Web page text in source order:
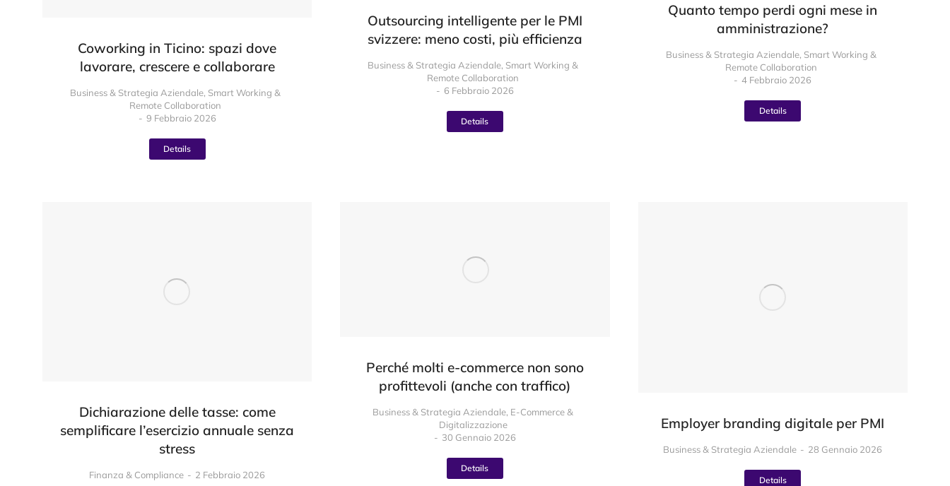
Coworking in Ticino: spazi dove
lavorare, crescere e collaborare
Business & Strategia Aziendale, Smart Working &
Remote Collaboration
9 Febbraio 2026
Details
Outsourcing intelligente per le PMI
svizzere: meno costi, più efficienza
Business & Strategia Aziendale, Smart Working &
Remote Collaboration
6 Febbraio 2026
Details
Quanto tempo perdi ogni mese in
amministrazione?
Business & Strategia Aziendale, Smart Working &
Remote Collaboration
4 Febbraio 2026
Details
Dichiarazione delle tasse: come
semplificare l’esercizio annuale senza
stress
Finanza & Compliance 2 Febbraio 2026
Perché molti e-commerce non sono
profittevoli (anche con traffico)
Business & Strategia Aziendale, E-Commerce &
Digitalizzazione
30 Gennaio 2026
Details
Employer branding digitale per PMI
Business & Strategia Aziendale 28 Gennaio 2026
Details